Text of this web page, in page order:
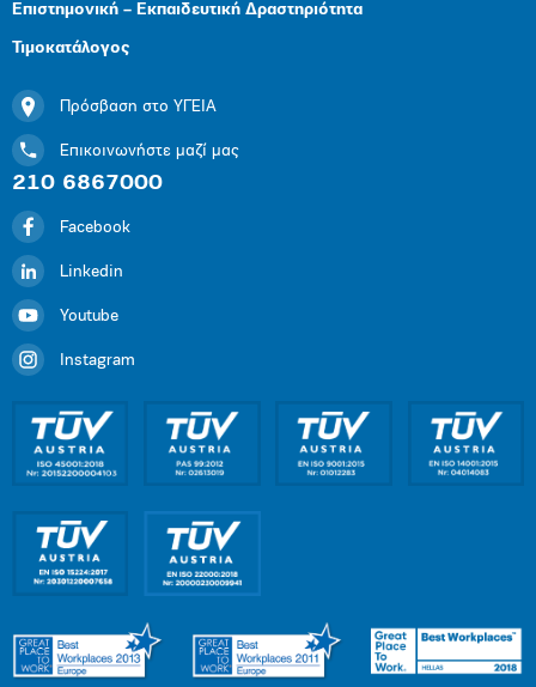
Επιστημονική – Εκπαιδευτική Δραστηριότητα
Τιμοκατάλογος
Πρόσβαση στο ΥΓΕΙΑ
Επικοινωνήστε μαζί μας
210 6867000
Facebook
Linkedin
Youtube
Instagram